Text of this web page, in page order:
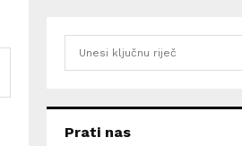
h
Prati nas